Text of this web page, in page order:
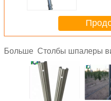
Больше Столбы шпалеры